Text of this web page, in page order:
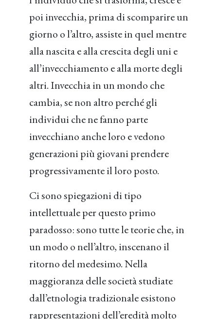
poi invecchia, prima di scomparire un
giorno o l’altro, assiste in quel mentre
alla nascita e alla crescita degli uni e
all’invecchiamento e alla morte degli
altri. Invecchia in un mondo che
cambia, se non altro perché gli
individui che ne fanno parte
invecchiano anche loro e vedono
generazioni più giovani prendere
progressivamente il loro posto.
Ci sono spiegazioni di tipo
intellettuale per questo primo
paradosso: sono tutte le teorie che, in
un modo o nell’altro, inscenano il
ritorno del medesimo. Nella
maggioranza delle società studiate
dall’etnologia tradizionale esistono
rappresentazioni dell’eredità molto